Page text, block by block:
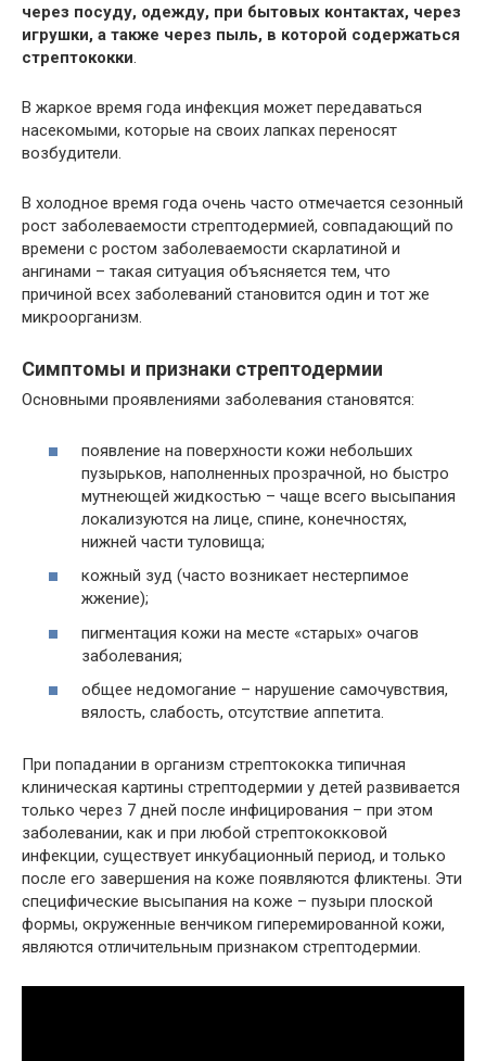
через посуду, одежду, при бытовых контактах, через
игрушки, а также через пыль, в которой содержаться
стрептококки.
В жаркое время года инфекция может передаваться
насекомыми, которые на своих лапках переносят
возбудители.
В холодное время года очень часто отмечается сезонный
рост заболеваемости стрептодермией, совпадающий по
времени с ростом заболеваемости скарлатиной и
ангинами – такая ситуация объясняется тем, что
причиной всех заболеваний становится один и тот же
микроорганизм.
Симптомы и признаки стрептодермии
Основными проявлениями заболевания становятся:
появление на поверхности кожи небольших
пузырьков, наполненных прозрачной, но быстро
мутнеющей жидкостью – чаще всего высыпания
локализуются на лице, спине, конечностях,
нижней части туловища;
кожный зуд (часто возникает нестерпимое
жжение);
пигментация кожи на месте «старых» очагов
заболевания;
общее недомогание – нарушение самочувствия,
вялость, слабость, отсутствие аппетита.
При попадании в организм стрептококка типичная
клиническая картины стрептодермии у детей развивается
только через 7 дней после инфицирования – при этом
заболевании, как и при любой стрептококковой
инфекции, существует инкубационный период, и только
после его завершения на коже появляются фликтены. Эти
специфические высыпания на коже – пузыри плоской
формы, окруженные венчиком гиперемированной кожи,
являются отличительным признаком стрептодермии.